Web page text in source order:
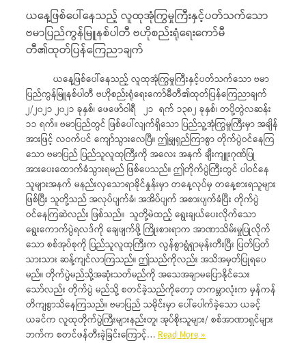
ယနေ့ဖြစ်ပေါ်နေသည့် လူထုအုံကြွမှုကြီးနှင့်ပတ်သက်သော
ဗမာပြည်ကွန်မြူနစ်ပါတီ ဗဟိုစည်းရုံရေးကော်မီ
တီ၏ထုတ်ပြန်ကြေညာချက်
ယနေ့ဖြစ်ပေါ်နေသည့် လူထုအုံကြွမှုကြီးနှင့်ပတ်သက်သော ဗမာ
ပြည်ကွန်မြူနစ်ပါတီ ဗဟိုစည်းရုံရေးကော်မီတီ၏ထုတ်ပြန်ကြေညာချက်
၂/၂၀၂၁ ၂၀၂၁ ခုနှစ်၊ ဖေဖော်ဝါရီ ၂၁ ရက် ၁၃၈၂ ခုနှစ်၊ တပို့တွဲလဆန်း
၁၁ ရက်။ ဗမာပြည်တွင် ဖြစ်ပေါ်လျက်ရှိသော ပြည်သူ့အုံကြွမှုကြီးမှာ အချိန်
အားဖြင့် လဝက်ပင် ကျော်သွားလေပြီ။ ဤမျှရှည်ကြာစွာ တိုက်ပွဲဝင်နေကြ
သော ဗမာပြည် ပြည်သူလူထုကြီးကို အလေး အနက် ချီးကျူးဂုဏ်ပြု
အားပေးထောက်ခံသွားရမည် ဖြစ်ပေသည်။ ဤတိုက်ပွဲကြီးတွင် ပါဝင်နေ
သူများအနက် မနည်းလှသောရာခိုင်နှုန်းမှာ တနေ့လုပ်မှ တနေ့စားရသူများ
ဖြစ်ပြီး သူတို့သည် အလုပ်ပျက်ခံ၊ အအိပ်ပျက် အစားပျက်ခံပြီး တိုက်ပွဲ
ဝင်နေကြဆဲလည်း ဖြစ်သည်။ သူတို့မဲထည့် ရွေးချယ်ပေးလိုက်သော
ရွေးကောက်ပွဲရလဒ်ကို ချေဖျက်ဖို့ ကြိုးစားရာက အာဏာသိမ်းမှုပြုလိုက်
သော စစ်အုပ်စုကို ပြည်သူလူထုကြီးက လွန်စွာရွံရှာမုန်းတီးပြီး ပြတ်ပြတ်
သားသား ဆန့်ကျင်လာကြသည်။ ဤသည်ကိုလည်း အသိအမှတ်ပြုရပေ
မည်။ တိုက်ပွဲမည်သို့အဆုံးသတ်မည်ကို အသေအချာမပြောနိုင်သေး
သော်လည်း တိုက်ပွဲ မည်သို့ စတင်ခဲ့သည်ကိုတော့ တကမ္ဘာလုံးက မှန်ကန်
တိကျစွာသိနေကြသည်။ ဗမာပြည် သမိုင်းမှာ ပေါ်ပေါက်ခဲ့သော ယခင့်
ယခင်က လူထုတိုက်ပွဲကြီးများနည်းတူ၊ အုပ်စိုးသူများ/ စစ်အာဏာရှင်များ
ဘက်က စတင်ဖန်တီးခဲ့ခြင်းကြောင့်…Read More »